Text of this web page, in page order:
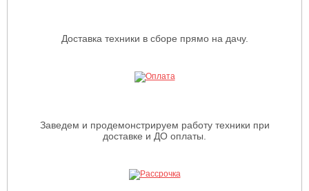
Доставка техники в сборе прямо на дачу.
Заведем и продемонстрируем работу техники при
доставке и ДО оплаты.